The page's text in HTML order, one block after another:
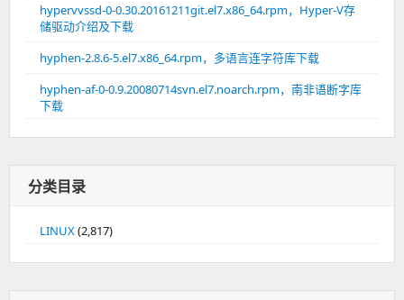
hypervvssd-0-0.30.20161211git.el7.x86_64.rpm，Hyper-V存
储驱动介绍及下载
hyphen-2.8.6-5.el7.x86_64.rpm，多语言连字符库下载
hyphen-af-0-0.9.20080714svn.el7.noarch.rpm，南非语断字库
下载
分类目录
LINUX(2,817)